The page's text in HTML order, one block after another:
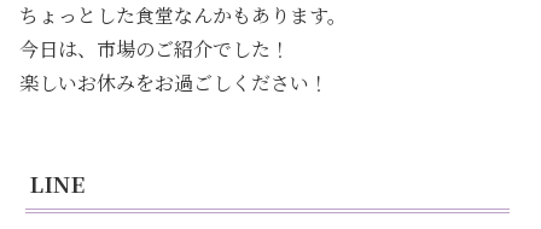
ちょっとした食堂なんかもあります。
今日は、市場のご紹介でした！
楽しいお休みをお過ごしください！
LINE